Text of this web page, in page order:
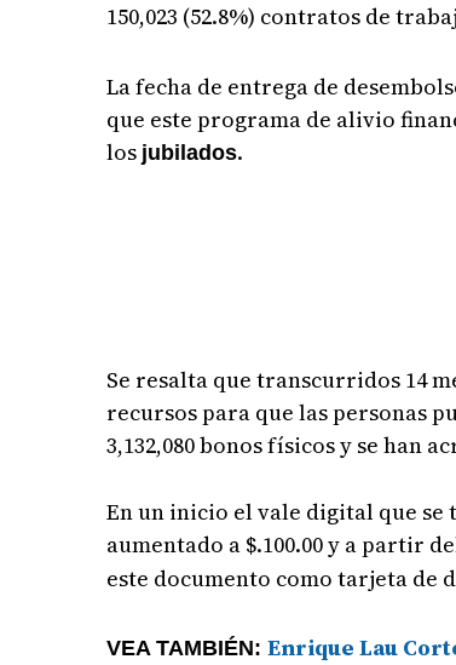
150,023 (52.8%) contratos de
La fecha de entrega de
que este programa de alivio
los jubilados.
Se resalta que transcurridos 14
recursos para que las personas
3,132,080 bonos físicos y se han
En un inicio el vale digital que se
aumentado a $.100.00 y a partir
este documento como tarjeta de
VEA TAMBIÉN:Enrique Lau